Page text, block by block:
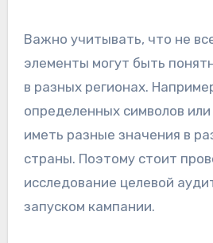
Важно учитывать, что не
элементы могут быть
в разных регионах.
определенных символов
иметь разные значения в
страны. Поэтому стоит
исследование целевой
запуском кампании.